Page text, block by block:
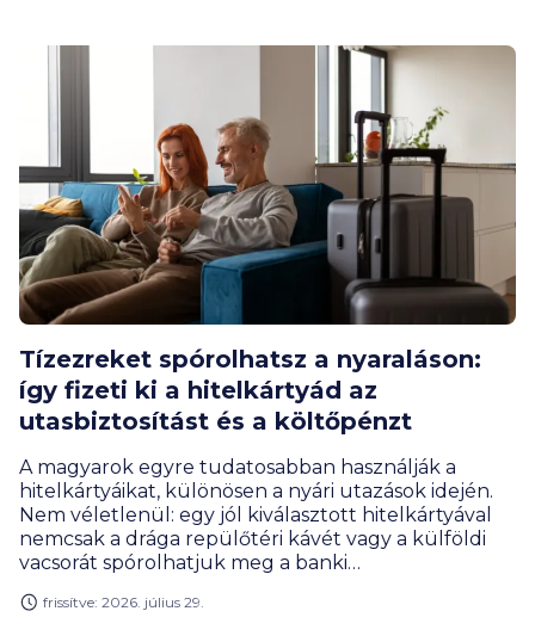
Tízezreket spórolhatsz a nyaraláson:
így fizeti ki a hitelkártyád az
utasbiztosítást és a költőpénzt
A magyarok egyre tudatosabban használják a
hitelkártyáikat, különösen a nyári utazások idején.
Nem véletlenül: egy jól kiválasztott hitelkártyával
nemcsak a drága repülőtéri kávét vagy a külföldi
vacsorát spórolhatjuk meg a banki
igényelhető utasbiztosítások révén a
frissítve: 2026. július 29.